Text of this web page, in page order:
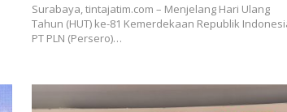
Surabaya, tintajatim.com – Menjelang Hari Ulang
Tahun (HUT) ke-81 Kemerdekaan Republik
PT PLN (Persero)…